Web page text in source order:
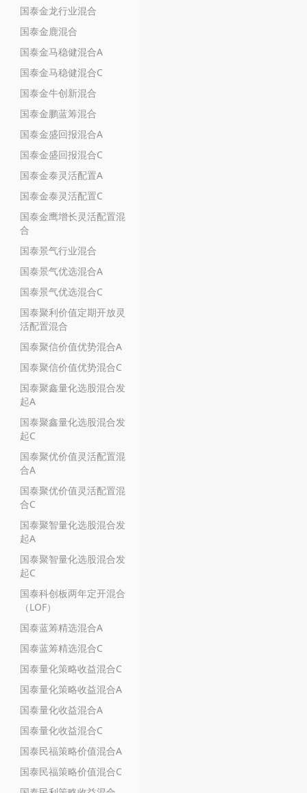
国泰金龙行业混合
国泰金鹿混合
国泰金马稳健混合A
国泰金马稳健混合C
国泰金牛创新混合
国泰金鹏蓝筹混合
国泰金盛回报混合A
国泰金盛回报混合C
国泰金泰灵活配置A
国泰金泰灵活配置C
国泰金鹰增长灵活配置混
合
国泰景气行业混合
国泰景气优选混合A
国泰景气优选混合C
国泰聚利价值定期开放灵
活配置混合
国泰聚信价值优势混合A
国泰聚信价值优势混合C
国泰聚鑫量化选股混合发
起A
国泰聚鑫量化选股混合发
起C
国泰聚优价值灵活配置混
合A
国泰聚优价值灵活配置混
合C
国泰聚智量化选股混合发
起A
国泰聚智量化选股混合发
起C
国泰科创板两年定开混合
（LOF）
国泰蓝筹精选混合A
国泰蓝筹精选混合C
国泰量化策略收益混合C
国泰量化策略收益混合A
国泰量化收益混合A
国泰量化收益混合C
国泰民福策略价值混合A
国泰民福策略价值混合C